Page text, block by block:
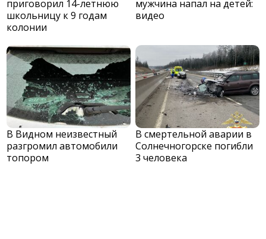
приговорил 14-летнюю
школьницу к 9 годам
колонии
мужчина напал на детей:
видео
В Видном неизвестный
разгромил автомобили
топором
В смертельной аварии в
Солнечногорске погибли
3 человека